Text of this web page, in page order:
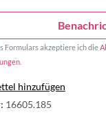
Formulars akzeptiere ich die
hinzufügen
16605.185